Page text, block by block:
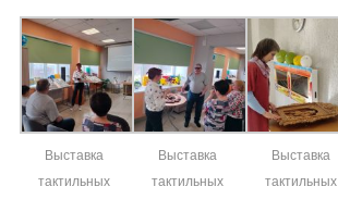
Выставка
тактильных
Выставка
тактильных
Выставка
тактильных